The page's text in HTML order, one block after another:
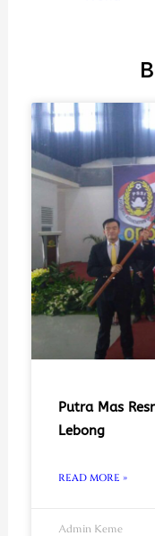
Putra Mas
Lebong
READ MORE »
Admin Keme